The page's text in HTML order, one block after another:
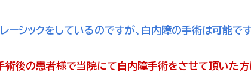
ーシックをしているのですが、白内障の手術は可能で
術後の患者様で当院にて白内障手術をさせて頂いた方